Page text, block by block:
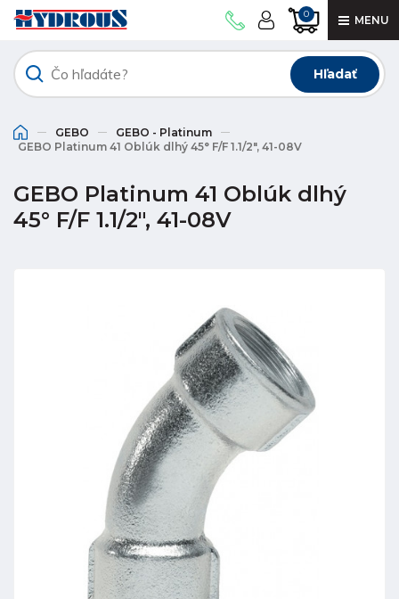
0 MENU
Hľadať
GEBO
GEBO - Platinum
GEBO Platinum 41 Oblúk dlhý 45° F/F 1.1/2", 41-08V
GEBO Platinum 41 Oblúk dlhý
45° F/F 1.1/2", 41-08V